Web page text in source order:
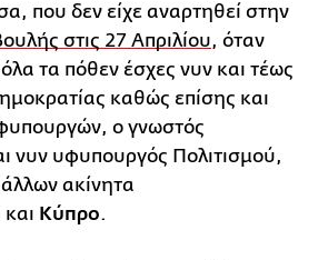
που δεν είχε αναρτηθεί στην
στις 27 Απριλίου, όταν
τα πόθεν έσχες νυν και τέως
καθώς επίσης και
ο γνωστός
νυν υφυπουργός Πολιτισμού,
ακίνητα
και Κύπρο.